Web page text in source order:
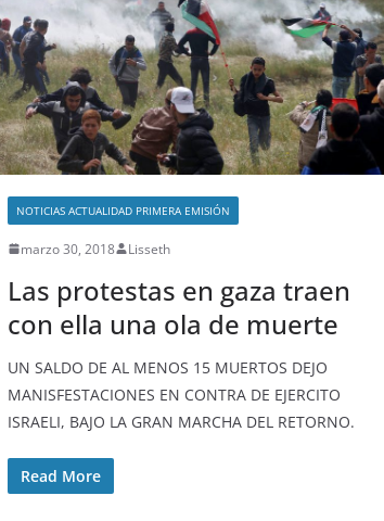
NOTICIAS ACTUALIDAD PRIMERA EMISIÓN
marzo 30, 2018 Lisseth
Las protestas en gaza traen
con ella una ola de muerte
UN SALDO DE AL MENOS 15 MUERTOS DEJO
MANISFESTACIONES EN CONTRA DE EJERCITO
ISRAELI, BAJO LA GRAN MARCHA DEL RETORNO.
Read More